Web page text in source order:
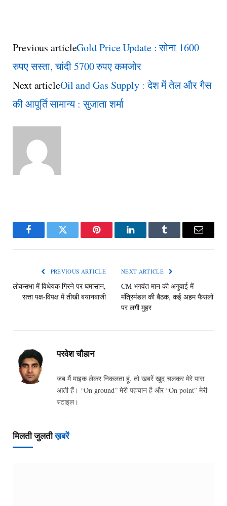
Previous articleGold Price Update : सोना 1600
रुपए सस्ता, चांदी 5700 रुपए कमजोर
Next articleOil and Gas Supply : देश में तेल और गैस
की आपूर्ति सामान्य : सुजाता शर्मा
FacebookTwitter Pinterest LinkedInTumblr Email
PREVIOUS ARTICLE
लोकसभा में विधेयक गिरने पर घमासान,
सत्ता पक्ष-विपक्ष में तीखी बयानबाजी
NEXT ARTICLE
CM भगवंत मान की अगुवाई में
मंत्रिमंडल की बैठक, कई अहम फैसलों
पर लगी मुहर
परवेश चौहान
जब मैं माइक लेकर निकलता हूं, तो खबरें खुद चलकर मेरे पास
आती हैं। “On ground” मेरी पहचान है और “On point” मेरी
स्टाइल।
मिलती जुलतीख़बरें